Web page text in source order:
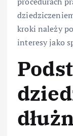
kroki należy
interesy jako